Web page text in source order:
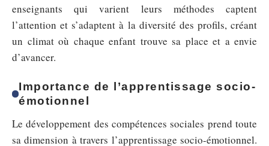
enseignants qui varient leurs méthodes captent
l’attention et s’adaptent à la diversité des profils, créant
un climat où chaque enfant trouve sa place et a envie
d’avancer.
Importance de l’apprentissage socio-
émotionnel
Le développement des compétences sociales prend toute
sa dimension à travers l’apprentissage socio-émotionnel.